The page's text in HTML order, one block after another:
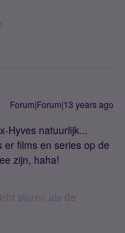
Forum|Forum|13 years ago
Hyves natuurlijk...
er films en series op de
zijn, haha!
sturen als de